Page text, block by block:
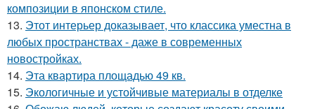
композиции в японском стиле.
13. Этот интерьер доказывает, что классика уместна в
любых пространствах - даже в современных
новостройках.
14. Эта квартира площадью 49 кв.
15. Экологичные и устойчивые материалы в отделке